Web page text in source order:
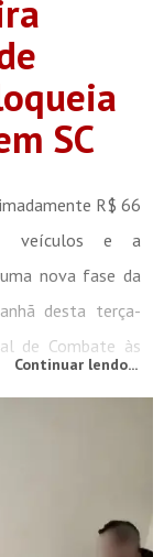
SC
R$ 66
veículos e a
nova fase da
desta terça-
de Combate às
Continuar lendo...